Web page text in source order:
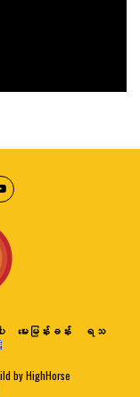
မေးမြန်းခန်း
ရသ
by HighHorse